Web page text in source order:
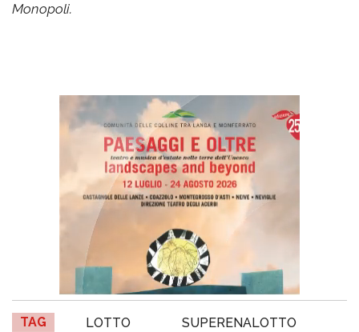
Monopoli.
TAG LOTTO
SUPERENALOTTO